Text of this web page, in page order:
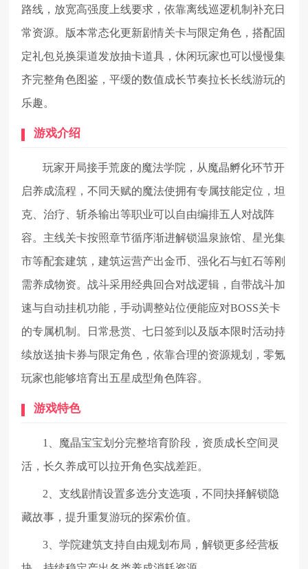
路线，放宽高强度上线要求，依靠离线巡逻机制补充日
常资源。版本常态化更新剧情关卡与限定角色，搭配固
定礼包兑换渠道发放抽卡道具，休闲玩家也可以慢慢集
齐完整角色图鉴，平缓的数值成长节奏拉长长线游玩的
乐趣。
游戏介绍
玩家开局接手荒废的魔法学院，从魔晶孵化环节开
启养成流程，不同天赋的魔法使拥有专属技能定位，坦
克、治疗、斩杀输出等职业可以自由编排五人对战阵
容。主线关卡按照章节循序渐进解锁温泉旅馆、星光集
市等配套建筑，建筑运营产出金币、强化石与虹石等刚
需养成物资。战斗采用经典回合对战逻辑，自带战斗加
速与自动挂机功能，手动调整站位便能应对BOSS关卡
的专属机制。日常悬赏、七日签到以及版本限时活动持
续放送抽卡券与限定角色，依靠合理的资源规划，零氪
玩家也能够培育出五星成型角色阵容。
游戏特色
1、魔晶宝宝划分完整培育阶段，资质成长空间灵
活，长久养成可以拉开角色实战差距。
2、支线剧情设置多选分支选项，不同抉择解锁隐
藏故事，提升重复游玩的探索价值。
3、学院建筑支持自由规划布局，解锁更多经营板